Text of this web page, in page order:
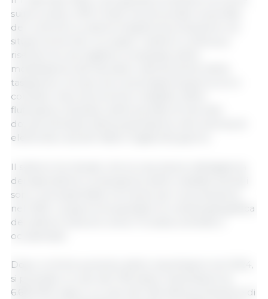
suina ucraino, APK Invest, ha annunciato la perdita
del controllo su diversi impianti di produzione ora
situati nei territori occupati. Il settore continua a
risentire di una logistica complessa, della
mobilitazione dei lavoratori, dell'aumento della
tassazione, inclusa una nuova tassa di guerra, di un
contesto macroeconomico instabile, delle
fluttuazioni valutarie, delle perdite di mercato
dovute all'esodo della popolazione, alla carenza di
elettricità e ad altri fattori legati alla guerra.
Il settore ha rilevato che la coscrizione obbligatoria
dei dipendenti e la situazione delle malattie animali
sono i principali fattori di rischio per la produzione
nel 2025. La guerra ha spostato la crescita geografica
del settore suinicolo verso l'Ucraina centrale e
occidentale.
Dopo un forte aumento delle macellazioni nel 2024,
si prevede un calo del 13% delle macellazioni (a
6.650.000 capi) e un calo del 12% della produzione di